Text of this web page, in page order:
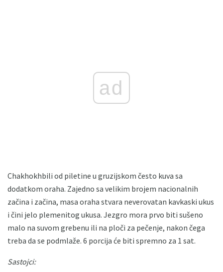
ad
Chakhokhbili od piletine u gruzijskom često kuva sa
dodatkom oraha. Zajedno sa velikim brojem nacionalnih
začina i začina, masa oraha stvara neverovatan kavkaski ukus
i čini jelo plemenitog ukusa. Jezgro mora prvo biti sušeno
malo na suvom grebenu ili na ploči za pečenje, nakon čega
treba da se podmlaže. 6 porcija će biti spremno za 1 sat.
Sastojci: